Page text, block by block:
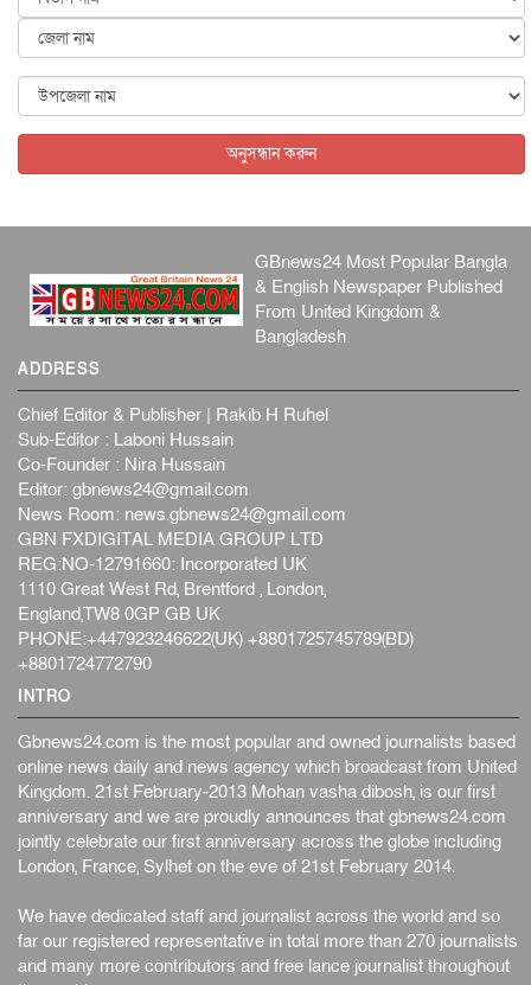
কেনিয়ায় ১৫ হাতির রহস্যজনক মৃত্যু, সন্দেহের মুখে কীটনাশকের
আন্তর্জাতিক ৫ আগস্ট, ২০২৬
অনুসন্ধান করুন
GBnews24 Most Popular Bangla
& English Newspaper Published
From United Kingdom &
Bangladesh
ADDRESS
Chief Editor & Publisher | Rakib H Ruhel
Sub-Editor : Laboni Hussain
Co-Founder : Nira Hussain
Editor: gbnews24@gmail.com
News Room: news.gbnews24@gmail.com
GBN FXDIGITAL MEDIA GROUP LTD
REG:NO-12791660: Incorporated UK
1110 Great West Rd, Brentford , London,
England,TW8 0GP GB UK
PHONE:+447923246622(UK) +8801725745789(BD)
+8801724772790
INTRO
Gbnews24.com is the most popular and owned journalists based
online news daily and news agency which broadcast from United
Kingdom. 21st February-2013 Mohan vasha dibosh, is our first
anniversary and we are proudly announces that gbnews24.com
jointly celebrate our first anniversary across the globe including
London, France, Sylhet on the eve of 21st February 2014.
We have dedicated staff and journalist across the world and so
far our registered representative in total more than 270 journalists
and many more contributors and free lance journalist throughout